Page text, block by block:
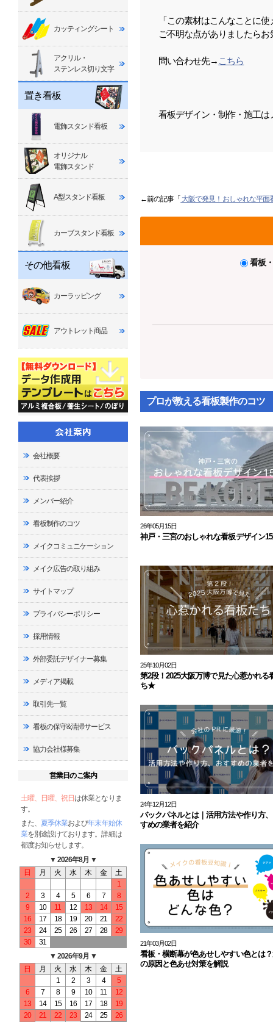
「この素材はこんなことに
ご不明な点がありましたら
問い合わせ先→ こちら
看板デザイン・制作・施工
←前の記事「 大阪で発見！おしゃれな平面
看板
プロが教える看板製作のコツ
26年05月15日
神戸・三宮のおしゃれな看板デザイン
25年10月02日
第2段！2025大阪万博で見た心惹かれる
ち★
24年12月12日
バックパネルとは｜活用方法や作り方
すめの業者を紹介
21年03月02日
看板・横断幕が色あせしやすい色とは
の原因と色あせ対策を解説
カッティングシート
アクリル・
ステンレス切り文字
置き看板
電飾スタンド看板
オリジナル
電飾スタンド
A型スタンド看板
カーブスタンド看板
その他看板
カーラッピング
アウトレット商品
会社概要
代表挨拶
メンバー紹介
看板制作のコツ
メイクコミュニケーション
メイク広告の取り組み
サイトマップ
プライバシーポリシー
採用情報
外部委託デザイナー募集
メディア掲載
取引先一覧
看板の保守&清掃サービス
協力会社様募集
営業日のご案内
土曜、日曜、祝日は休業となりま
す。
また、 夏季休業および年末年始休
業を別途設けております。詳細は
都度お知らせします。
▼ 2026年8月 ▼
日
月 火 水 木 金
土
1
2
3 4 5 6 7
8
9
10 11 12 13 14
15
16
17 18 19 20 21
22
23
24 25 26 27 28
29
30
31
▼ 2026年9月 ▼
日
月 火 水 木 金
土
1
2 3 4
5
6
7 8 9 10 11
12
13
14 15 16 17 18
19
20
21 22 23 24 25
26